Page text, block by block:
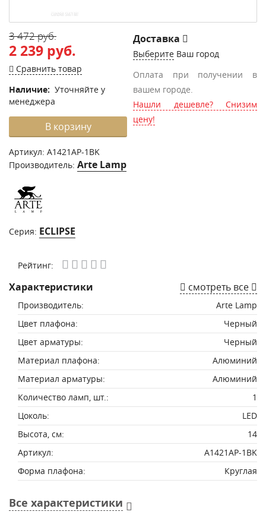
3 472 руб.
2 239 руб.
Сравнить товар
Наличие: Уточняйте у
менеджера
В корзину
Артикул: A1421AP-1BK
Производитель: Arte Lamp
Серия: ECLIPSE
Доставка
Выберите Ваш город
Оплата при получении в
вашем городе.
Нашли дешевле? Снизим
цену!
Рейтинг:
Характеристики смотреть все
Производитель:
Arte Lamp
Цвет плафона:
Черный
Цвет арматуры:
Черный
Материал плафона:
Алюминий
Материал арматуры:
Алюминий
Количество ламп, шт.:
1
Цоколь:
LED
Высота, см:
14
Артикул:
A1421AP-1BK
Форма плафона:
Круглая
Все характеристики